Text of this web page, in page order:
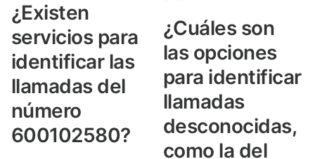
¿Existen
servicios para
identificar las
llamadas del
número
600102580?
¿Cuáles son
las opciones
para identificar
llamadas
desconocidas,
como la del